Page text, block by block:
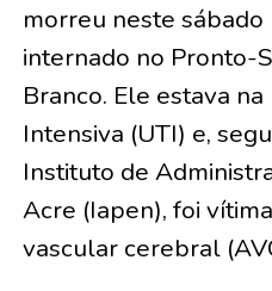
morreu neste sábado
internado no Pronto-
Branco. Ele estava
Intensiva (UTI) e,
Instituto de
Acre (Iapen), foi
vascular cerebral